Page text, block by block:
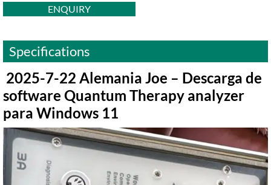
ENQUIRY
Specifications
2025-7-22 Alemania Joe – Descarga de
software Quantum Therapy analyzer
para Windows 11